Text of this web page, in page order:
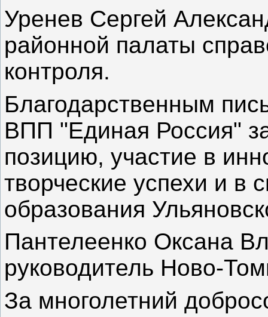
Уренев Сергей
районной палаты
контроля.
Благодарственным
ВПП "Единая Россия"
позицию, участие в
творческие успехи и в
образования
Пантелеенко Оксана
руководитель Ново-
За многолетний